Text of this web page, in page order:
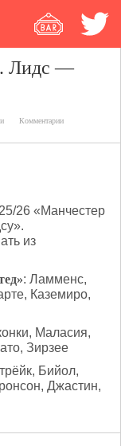
Лидс —
Комментарии
26 «Манчестер
из
: Ламменс,
Каземиро,
Маласия,
Зирзее
Бийол,
Джастин,